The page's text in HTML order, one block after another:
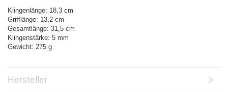
Klingenlänge: 18,3 cm
Grifflänge: 13,2 cm
Gesamtlänge: 31,5 cm
Klingenstärke: 5 mm
Gewicht: 275 g
Hersteller